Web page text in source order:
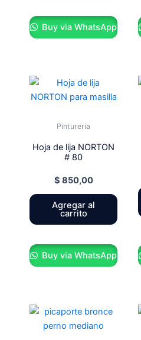
Buy via WhatsApp
Pintureria
Hoja de lija NORTON
# 80
$ 850,00
Agregar al
carrito
Buy via WhatsApp